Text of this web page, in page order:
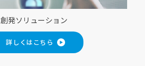
創発ソリューション
詳しくはこちら